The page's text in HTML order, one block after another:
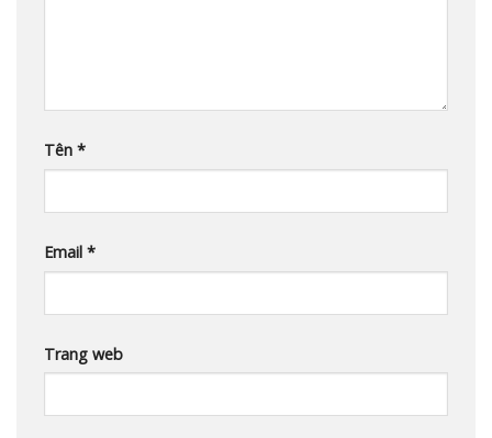
Tên *
Email *
Trang web